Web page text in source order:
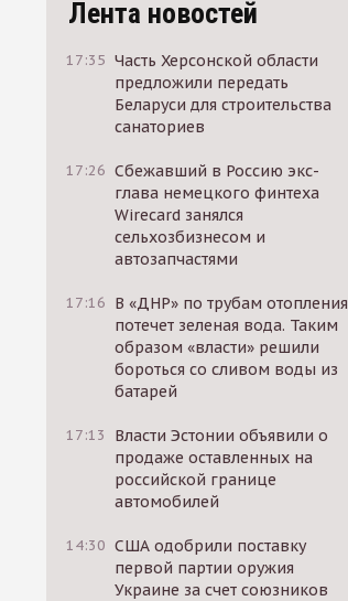
Лента новостей
17:35 Часть Херсонской области
предложили передать
Беларуси для строительства
санаториев
17:26 Сбежавший в Россию экс-
глава немецкого финтеха
Wirecard занялся
сельхозбизнесом и
автозапчастями
17:16 В «ДНР» по трубам отопления
потечет зеленая вода. Таким
образом «власти» решили
бороться со сливом воды из
батарей
17:13
Власти Эстонии объявили о
продаже оставленных на
российской границе
автомобилей
14:30 США одобрили поставку
первой партии оружия
Украине за счет союзников